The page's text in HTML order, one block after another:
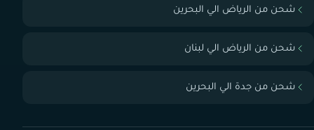
شحن من الرياض الي البحرين
شحن من الرياض الي لبنان
شحن من جدة الي البحرين